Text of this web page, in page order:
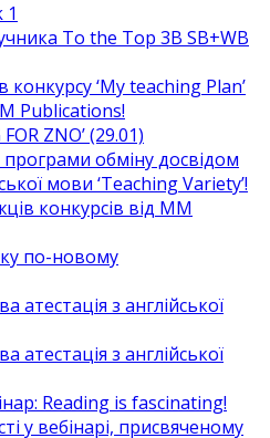
1
To the Top 3B SB+WB
‘My teaching Plan’
Publications!
ZNO’ (29.01)
обміну досвідом
мови ‘Teaching Variety’!
конкурсів від MM
по-новому
атестація з англійської
атестація з англійської
Reading is fascinating!
у вебінарі, присвяченому